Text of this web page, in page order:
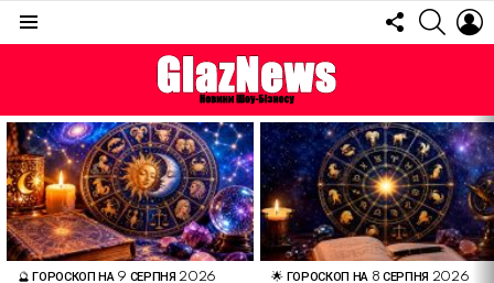
FOLLOW
US
ОСТАННІ
СТАТТІ
🔮 ГОРОСКОП НА 9 СЕРПНЯ 2026
🌟 ГОРОСКОП НА 8 СЕРПНЯ 2026